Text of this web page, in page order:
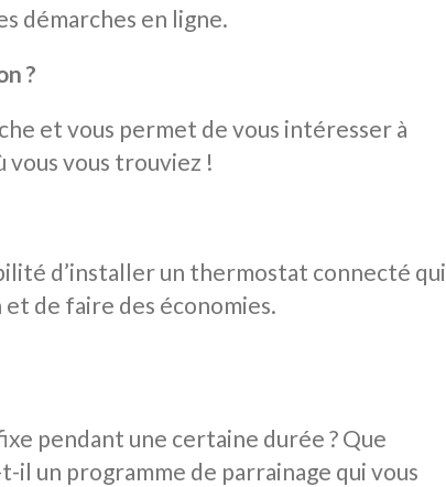
démarches en ligne.
?
et vous permet de vous intéresser à
vous trouviez !
d’installer un thermostat connecté qui
de faire des économies.
pendant une certaine durée ? Que
un programme de parrainage qui vous